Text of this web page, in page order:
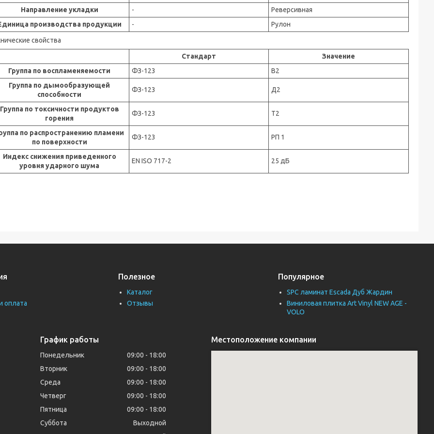
Направление укладки -
Реверсивная
производства продукции
- Рулон
свойства
Стандарт
Значение
Группа по воспламеняемости
ФЗ-123
В2
Группа по дымообразующей
способности
ФЗ-123 Д2
Группа по токсичности продуктов
горения
ФЗ-123 Т2
по распространению пламени
по поверхности
ФЗ-123 РП 1
Индекс снижения приведенного
уровня ударного шума
EN ISO 717-2 25 дБ
оплата
Полезное
Каталог
Отзывы
Популярное
SPC ламинат Escada Дуб Жардин
Виниловая плитка Art Vinyl NEW AGE -
VOLO
График работы
Понедельник 09:00
18:00
Вторник
09:00
18:00
Среда
09:00
18:00
Четверг
09:00
18:00
Пятница
09:00
18:00
Суббота
Выходной
Местоположение компании